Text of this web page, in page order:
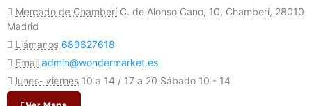
Mercado de Chamberí C. de Alonso Cano, 10, Chamberí, 28010
Madrid
Llámanos 689627618
Email admin@wondermarket.es
lunes- viernes 10 a 14 / 17 a 20 Sábado 10 - 14